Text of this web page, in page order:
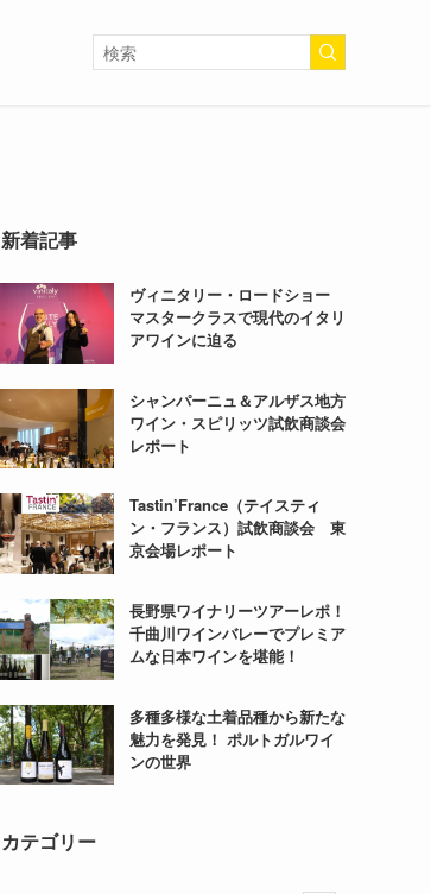
新着記事
ヴィニタリー・ロードショー
マスタークラスで現代のイタリ
アワインに迫る
シャンパーニュ＆アルザス地方
ワイン・スピリッツ試飲商談会
レポート
Tastin’France（テイスティ
ン・フランス）試飲商談会 東
京会場レポート
長野県ワイナリーツアーレポ！
千曲川ワインバレーでプレミア
ムな日本ワインを堪能！
多種多様な土着品種から新たな
魅力を発見！ ポルトガルワイ
ンの世界
カテゴリー